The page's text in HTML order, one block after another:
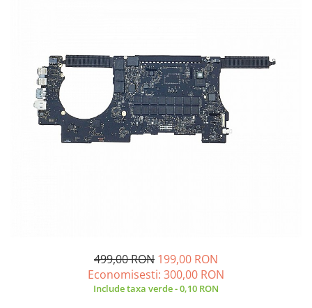
A2338 (M1/M2 13” 2020-2022)
A2442 (M1 14” 2021)
A2485 (M1 16” 2021)
A2779 (M2 14” 2023)
A2918 (M3 14” 2023)
A2992 (M3 14” 2023)
Tastatura MacBook499,00 RON 199,00 RON
Economisesti: 300,00 RON
Include taxa verde - 0,10 RON